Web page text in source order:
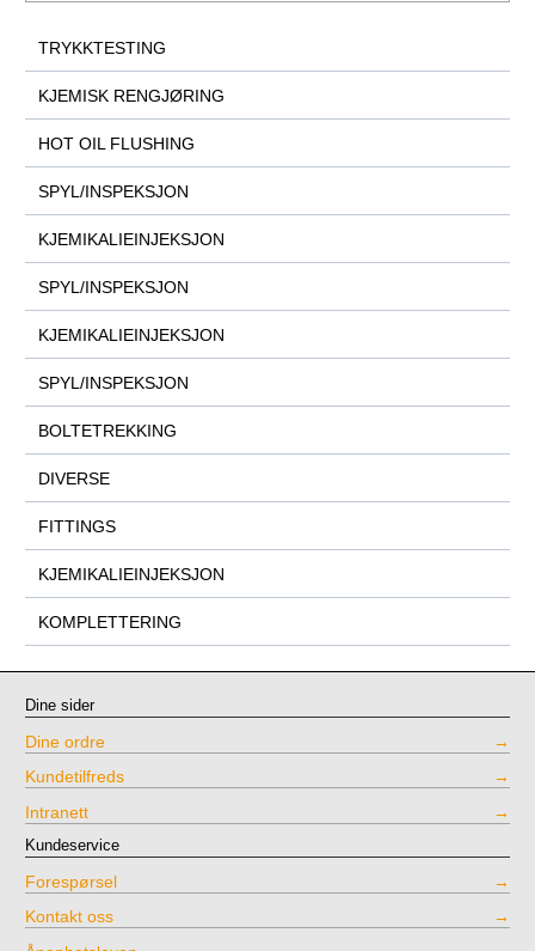
TRYKKTESTING
KJEMISK RENGJØRING
HOT OIL FLUSHING
SPYL/INSPEKSJON
KJEMIKALIEINJEKSJON
SPYL/INSPEKSJON
KJEMIKALIEINJEKSJON
SPYL/INSPEKSJON
BOLTETREKKING
DIVERSE
FITTINGS
KJEMIKALIEINJEKSJON
KOMPLETTERING
Dine sider
Dine ordre
Kundetilfreds
Intranett
Kundeservice
Forespørsel
Kontakt oss